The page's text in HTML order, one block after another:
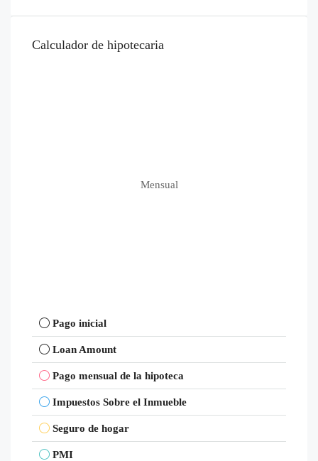
Calculador de hipotecaria
Mensual
Pago inicial
Loan Amount
Pago mensual de la hipoteca
Impuestos Sobre el Inmueble
Seguro de hogar
PMI